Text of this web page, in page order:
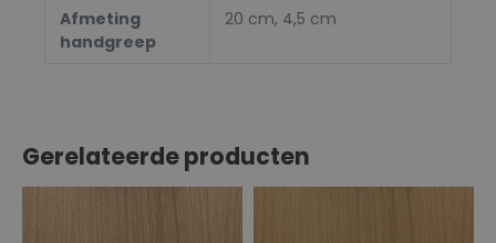
Afmeting
handgreep
20 cm, 4,5 cm
Gerelateerde producten